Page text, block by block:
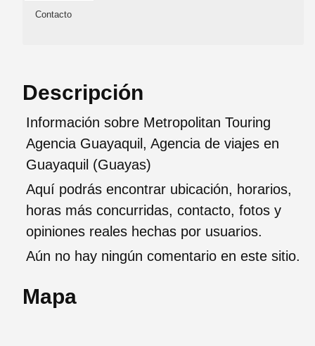
Contacto
Descripción
Información sobre Metropolitan Touring
Agencia Guayaquil, Agencia de viajes en
Guayaquil (Guayas)
Aquí podrás encontrar ubicación, horarios,
horas más concurridas, contacto, fotos y
opiniones reales hechas por usuarios.
Aún no hay ningún comentario en este sitio.
Mapa